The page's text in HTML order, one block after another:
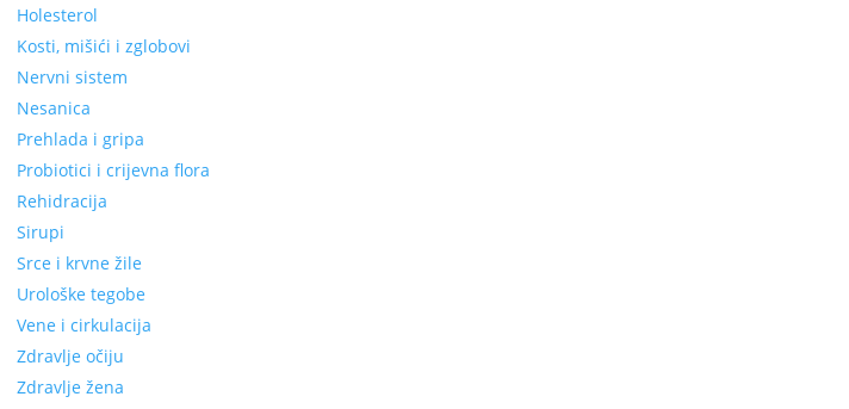
Holesterol
Kosti, mišići i zglobovi
Nervni sistem
Nesanica
Prehlada i gripa
Probiotici i crijevna flora
Rehidracija
Sirupi
Srce i krvne žile
Urološke tegobe
Vene i cirkulacija
Zdravlje očiju
Zdravlje žena